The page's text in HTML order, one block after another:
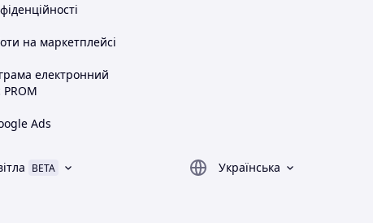
на маркетплейсі
електронний
Ads
BETA
Українська